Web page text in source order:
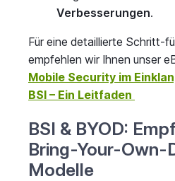
Verbesserungen.
Für eine detaillierte Schritt-
empfehlen wir Ihnen unser
Mobile Security im
BSI – Ein Leitfaden
BSI & BYOD:
Bring-Your-Own-
Modelle